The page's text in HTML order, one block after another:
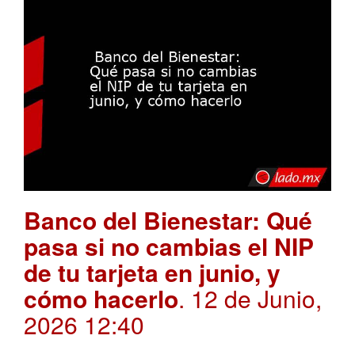
Banco del Bienestar: Qué
pasa si no cambias el NIP
de tu tarjeta en junio, y
cómo hacerlo. 12 de Junio,
2026 12:40